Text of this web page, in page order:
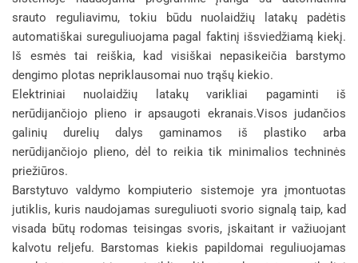
srauto reguliavimu, tokiu būdu nuolaidžių latakų padėtis
automatiškai sureguliuojama pagal faktinį išsviedžiamą kiekį.
Iš esmės tai reiškia, kad visiškai nepasikeičia barstymo
dengimo plotas nepriklausomai nuo trąšų kiekio.
Elektriniai nuolaidžių latakų varikliai pagaminti iš
nerūdijančiojo plieno ir apsaugoti ekranais.Visos judančios
galinių durelių dalys gaminamos iš plastiko arba
nerūdijančiojo plieno, dėl to reikia tik minimalios techninės
priežiūros.
Barstytuvo valdymo kompiuterio sistemoje yra įmontuotas
jutiklis, kuris naudojamas sureguliuoti svorio signalą taip, kad
visada būtų rodomas teisingas svoris, įskaitant ir važiuojant
kalvotu reljefu. Barstomas kiekis papildomai reguliuojamas